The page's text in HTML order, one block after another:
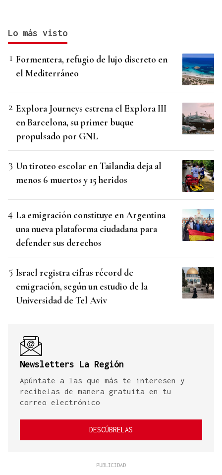
Lo más visto
Formentera, refugio de lujo discreto en
el Mediterráneo
Explora Journeys estrena el Explora III
en Barcelona, su primer buque
propulsado por GNL
Un tiroteo escolar en Tailandia deja al
menos 6 muertos y 15 heridos
La emigración constituye en Argentina
una nueva plataforma ciudadana para
defender sus derechos
Israel registra cifras récord de
emigración, según un estudio de la
Universidad de Tel Aviv
Newsletters La Región
Apúntate a las que más te interesen y
recíbelas de manera gratuita en tu
correo electrónico
DESCÚBRELAS